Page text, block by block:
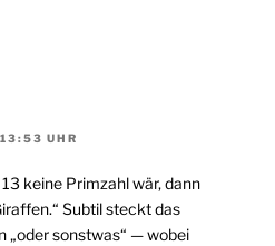
UHR
keine Primzahl wär, dann
Subtil steckt das
„oder sonstwas“ — wobei